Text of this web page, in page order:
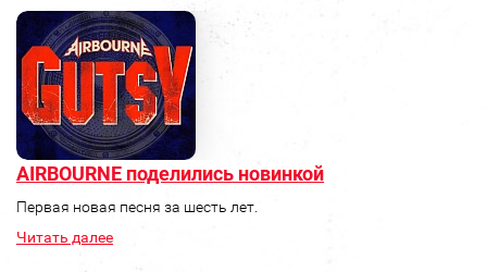
AIRBOURNE поделились новинкой
Первая новая песня за шесть лет.
Читать далее